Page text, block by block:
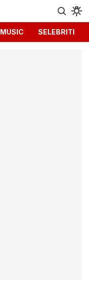
MUSIC SELEBRITI